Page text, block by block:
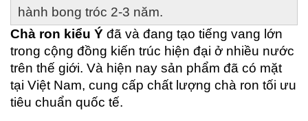
hành bong tróc 2-3 năm.
Chà ron kiểu Ý đã và đang tạo tiếng vang lớn
trong cộng đồng kiến trúc hiện đại ở nhiều nước
trên thế giới. Và hiện nay sản phẩm đã có mặt
tại Việt Nam, cung cấp chất lượng chà ron tối ưu
tiêu chuẩn quốc tế.